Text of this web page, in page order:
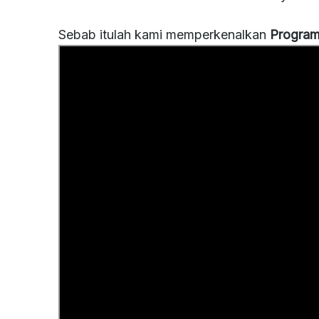
Sebab itulah kami memperkenalkan